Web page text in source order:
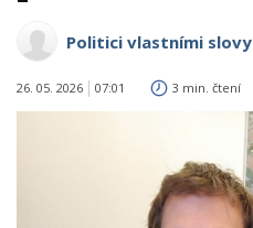
Politici vlastními slovy
26. 05. 2026 07:01 3 min. čtení